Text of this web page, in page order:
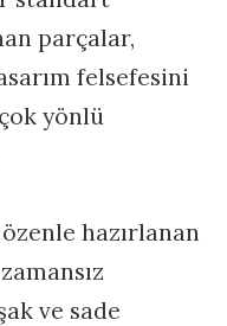
parçalar,
felsefesini
yönlü
hazırlanan
ve sade